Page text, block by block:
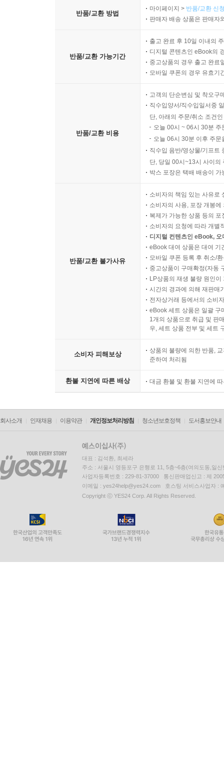
반품/교환 방법
마이페이지 > 반품/교환 신
판매자 배송 상품은 판매자
반품/교환 가능기간
출고 완료 후 10일 이내의
디지털 콘텐츠인 eBook의
중고상품의 경우 출고 완료
모바일 쿠폰의 경우 유효기
반품/교환 비용
고객의 단순변심 및 착오구
직수입양서/직수입일서중
단, 아래의 주문/취소 조건
오늘 00시 ~ 06시 30분
오늘 06시 30분 이후 주
직수입 음반/영상물/기프트
단, 당일 00시~13시 사이의
박스 포장은 택배 배송이
반품/교환 불가사유
소비자의 책임 있는 사유로
소비자의 사용, 포장 개봉
복제가 가능한 상품 등의
소비자의 요청에 따라 개별
디지털 컨텐츠인 eBook,
eBook 대여 상품은 대여 기
모바일 쿠폰 등록 후 취소/
중고상품이 구매확정(자동
LP상품의 재생 불량 원인
시간의 경과에 의해 재판매
전자상거래 등에서의 소비
eBook 세트 상품은 일괄 구
1개의 상품으로 취급 및 판
우, 세트 상품 전부 및 세트
소비자 피해보상
상품의 불량에 의한 반품,
준하여 처리됨
환불 지연에 따른 배상 대금 환불 및 환불 지연에
회사소개 인재채용 이용약관 개인정보처리방침 청소년보호정책 도서홍보안내
대표 : 김석환, 최세라
주소 : 서울시 영등포구 은행로 11, 5층~6층(여의도동,일신
사업자등록번호 : 229-81-37000 통신판매업신고 : 제
이메일 : yes24help@yes24.com 호스팅 서비스사업자 :
Copyright ⓒ YES24 Corp. All Rights Reserved.